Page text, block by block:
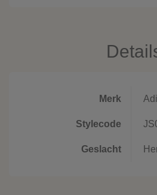
Merk
Stylecode
Geslacht